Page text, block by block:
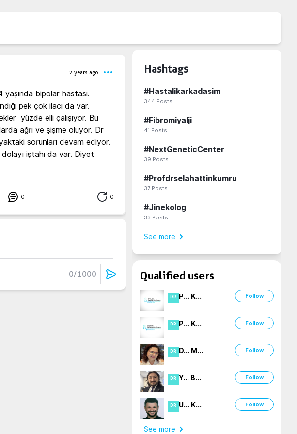
2 years ago
yaşında bipolar hastası.
pek çok ilacı da var.
yüzde elli çalışıyor. Bu
ağrı ve şişme oluyor. Dr
sorunları devam ediyor.
iştahı da var. Diyet
0 0
0/1000
Hashtags
#Hastalikarkadasim
344 Posts
#Fibromiyalji
41 Posts
#NextGeneticCenter
39 Posts
#Profdrselahattinkumru
37 Posts
#Jinekolog
33 Posts
See more
Qualified users
DR P... K... Follow
DR P... K... Follow
DR D... M... Follow
DR Y... B... Follow
DR U... K... Follow
See more